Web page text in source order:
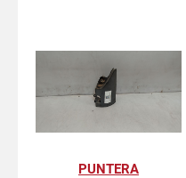
PUNTERA